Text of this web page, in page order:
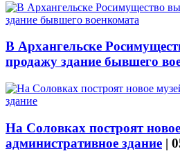
В Архангельске
продажу здание бывшего
На Соловках построят
административное здание |